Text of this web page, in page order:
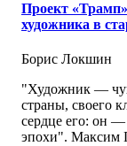
Проект
художника в
Борис Локшин
"Художник —
страны, своего
сердце его: он —
эпохи". Максим